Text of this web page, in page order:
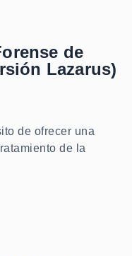
de
Lazarus)
de ofrecer una
de la